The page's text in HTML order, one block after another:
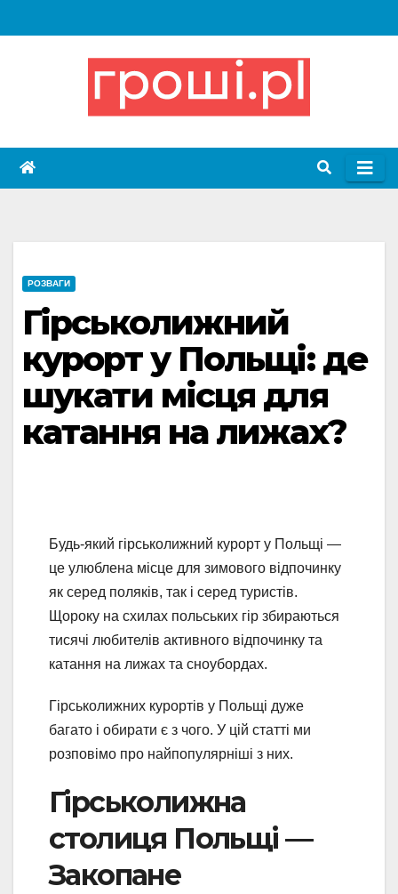
to
РОЗВАГИ
Гірськолижний
курорт у Польщі: де
шукати місця для
катання на лижах?
Будь-який гірськолижний курорт у Польщі —
це улюблена місце для зимового відпочинку
як серед поляків, так і серед туристів.
Щороку на схилах польських гір збираються
тисячі любителів активного відпочинку та
катання на лижах та сноубордах.
Гірськолижних курортів у Польщі дуже
багато і обирати є з чого. У цій статті ми
розповімо про найпопулярніші з них.
Гірськолижна
столиця Польщі —
Закопане